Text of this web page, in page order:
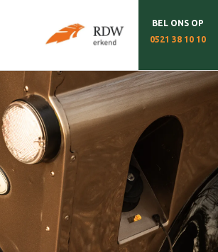
BEL ONS OP
0521 38 10 10